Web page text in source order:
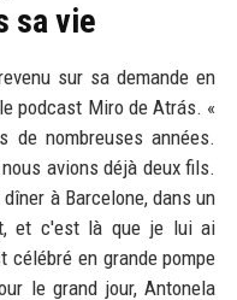
sa vie
sur sa demande en
podcast Miro de Atrás. «
de nombreuses années.
avions déjà deux fils.
à Barcelone, dans un
et c'est là que je lui ai
célébré en grande pompe
le grand jour, Antonela